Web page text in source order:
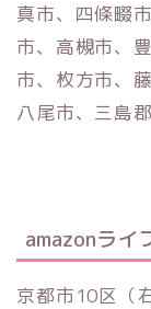
真市、四條畷
市、高槻市、
市、枚方市、
八尾市、三島郡
amazonライ
京都市10区（